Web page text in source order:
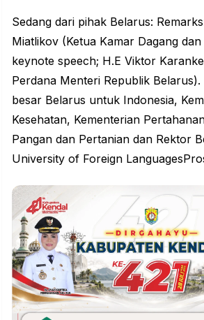
Sedang dari pihak Belarus:
Miatlikov (Ketua Kamar Dagang
keynote speech; H.E Viktor
Perdana Menteri Republik
besar Belarus untuk Indonesia,
Kesehatan, Kementerian
Pangan dan Pertanian dan Rektor
University of Foreign